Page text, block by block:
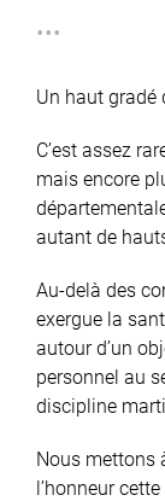
…
Un haut gradé
C’est assez
mais encore
autant de
Au-delà des
exergue la
autour d’un
personnel au
discipline
Nous mettons
l’honneur